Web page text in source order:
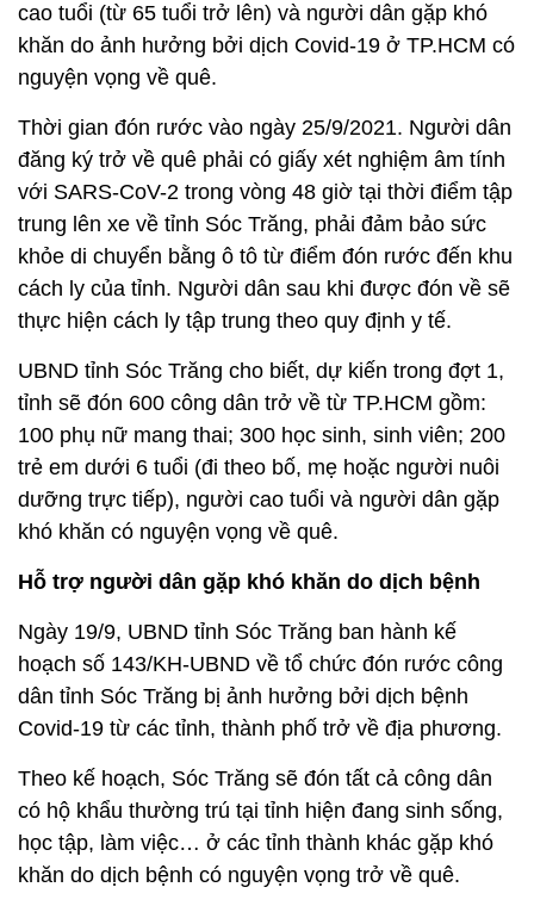
cao tuổi (từ 65 tuổi trở lên) và người dân gặp khó
khăn do ảnh hưởng bởi dịch Covid-19 ở TP.HCM có
nguyện vọng về quê.
Thời gian đón rước vào ngày 25/9/2021. Người dân
đăng ký trở về quê phải có giấy xét nghiệm âm tính
với SARS-CoV-2 trong vòng 48 giờ tại thời điểm tập
trung lên xe về tỉnh Sóc Trăng, phải đảm bảo sức
khỏe di chuyển bằng ô tô từ điểm đón rước đến khu
cách ly của tỉnh. Người dân sau khi được đón về sẽ
thực hiện cách ly tập trung theo quy định y tế.
UBND tỉnh Sóc Trăng cho biết, dự kiến trong đợt 1,
tỉnh sẽ đón 600 công dân trở về từ TP.HCM gồm:
100 phụ nữ mang thai; 300 học sinh, sinh viên; 200
trẻ em dưới 6 tuổi (đi theo bố, mẹ hoặc người nuôi
dưỡng trực tiếp), người cao tuổi và người dân gặp
khó khăn có nguyện vọng về quê.
Hỗ trợ người dân gặp khó khăn do dịch bệnh
Ngày 19/9, UBND tỉnh Sóc Trăng ban hành kế
hoạch số 143/KH-UBND về tổ chức đón rước công
dân tỉnh Sóc Trăng bị ảnh hưởng bởi dịch bệnh
Covid-19 từ các tỉnh, thành phố trở về địa phương.
Theo kế hoạch, Sóc Trăng sẽ đón tất cả công dân
có hộ khẩu thường trú tại tỉnh hiện đang sinh sống,
học tập, làm việc… ở các tỉnh thành khác gặp khó
khăn do dịch bệnh có nguyện vọng trở về quê.